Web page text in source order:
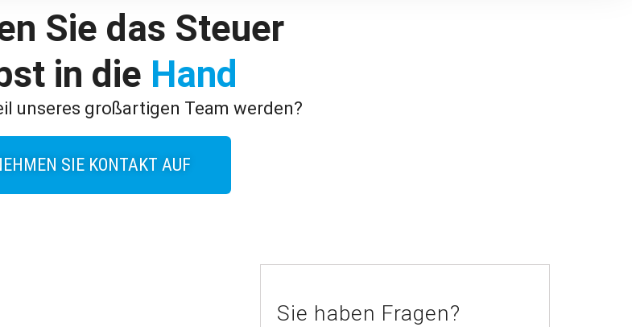
Sie das Steuer
in die Hand
unseres großartigen Team werden?
SIE KONTAKT AUF
Sie haben Fragen?